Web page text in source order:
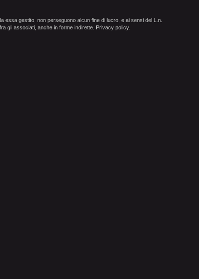
essa gestito, non perseguono alcun fine di lucro, e ai sensi del L.n.
gli associati, anche in forme indirette. Privacy policy.